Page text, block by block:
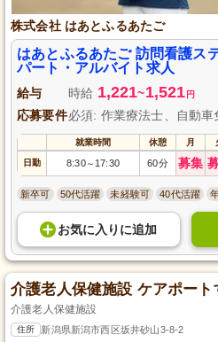
株式会社 はあとふるあたご
はあとふるあたご 訪問看護ス
パート・アルバイト求人
給与 時給 1,221~1,521 円
応募要件必須: 作業療法士、自動車
就業時間 休憩 月
日勤 8:30～ 17:30 60分 募集
新卒可 50代活躍 未経験可 40代活躍
お気に入り に追加
介護老人保健施設 ケアポート
介護老人保健施設
住所 新潟県新潟市西区坂井砂山3-8-2